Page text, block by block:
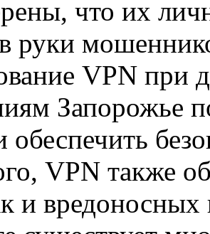
что их
руки
VPN при
Запорожье
обеспечить
VPN также
и